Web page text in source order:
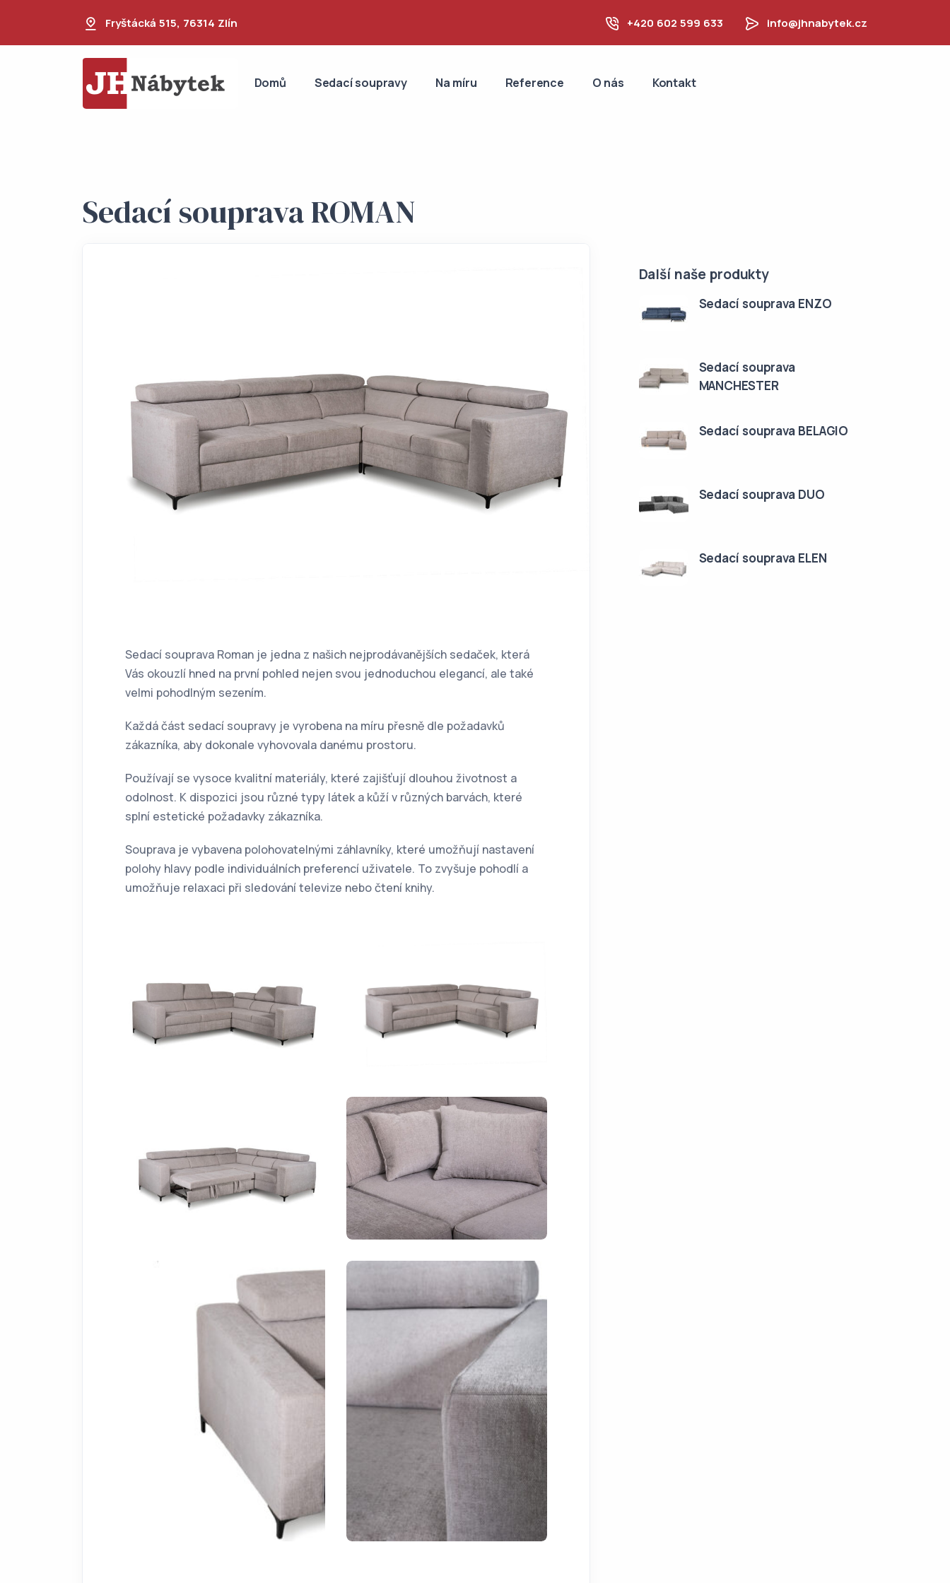
Fryštácká 515, 76314 Zlín +420 602 599 633 info@jhnabytek.cz
Domů Sedací soupravy Na míru Reference O nás Kontakt
Sedací souprava ROMAN
Sedací souprava Roman je jedna z našich nejprodávanějších sedaček, která
Vás okouzlí hned na první pohled nejen svou jednoduchou elegancí, ale také
velmi pohodlným sezením.
Každá část sedací soupravy je vyrobena na míru přesně dle požadavků
zákazníka, aby dokonale vyhovovala danému prostoru.
Používají se vysoce kvalitní materiály, které zajišťují dlouhou životnost a
odolnost. K dispozici jsou různé typy látek a kůží v různých barvách, které
splní estetické požadavky zákazníka.
Souprava je vybavena polohovatelnými záhlavníky, které umožňují nastavení
polohy hlavy podle individuálních preferencí uživatele. To zvyšuje pohodlí a
umožňuje relaxaci při sledování televize nebo čtení knihy.
Další naše produkty
Sedací souprava ENZO
Sedací souprava
MANCHESTER
Sedací souprava BELAGIO
Sedací souprava DUO
Sedací souprava ELEN